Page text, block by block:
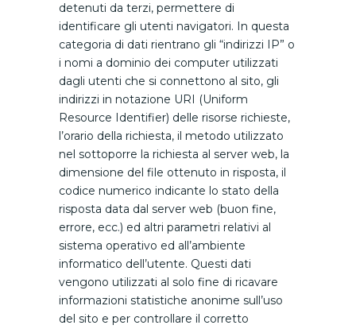
detenuti da terzi, permettere di
identificare gli utenti navigatori. In questa
categoria di dati rientrano gli “indirizzi IP” o
i nomi a dominio dei computer utilizzati
dagli utenti che si connettono al sito, gli
indirizzi in notazione URI (Uniform
Resource Identifier) delle risorse richieste,
l’orario della richiesta, il metodo utilizzato
nel sottoporre la richiesta al server web, la
dimensione del file ottenuto in risposta, il
codice numerico indicante lo stato della
risposta data dal server web (buon fine,
errore, ecc.) ed altri parametri relativi al
sistema operativo ed all’ambiente
informatico dell’utente. Questi dati
vengono utilizzati al solo fine di ricavare
informazioni statistiche anonime sull’uso
del sito e per controllare il corretto